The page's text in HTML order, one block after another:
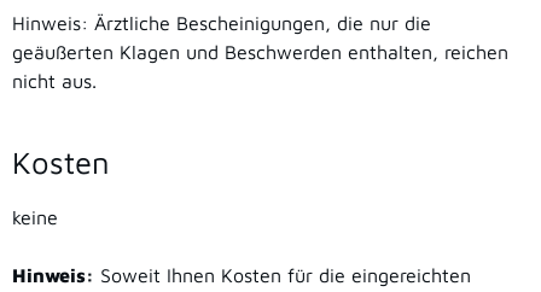
Hinweis: Ärztliche Bescheinigungen, die nur die
geäußerten Klagen und Beschwerden enthalten, reichen
nicht aus.
Kosten
keine
Hinweis: Soweit Ihnen Kosten für die eingereichten